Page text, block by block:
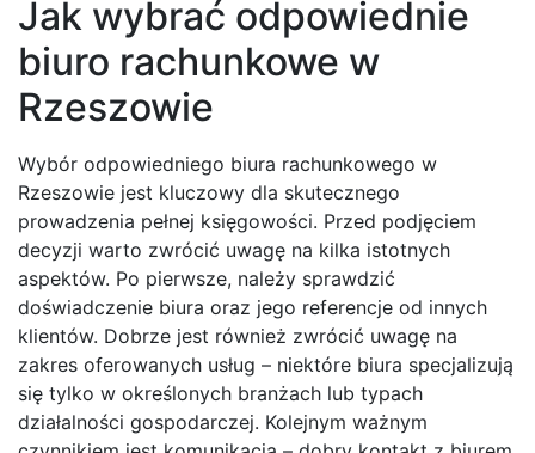
Jak wybrać odpowiednie
biuro rachunkowe w
Rzeszowie
Wybór odpowiedniego biura rachunkowego w
Rzeszowie jest kluczowy dla skutecznego
prowadzenia pełnej księgowości. Przed podjęciem
decyzji warto zwrócić uwagę na kilka istotnych
aspektów. Po pierwsze, należy sprawdzić
doświadczenie biura oraz jego referencje od innych
klientów. Dobrze jest również zwrócić uwagę na
zakres oferowanych usług – niektóre biura specjalizują
się tylko w określonych branżach lub typach
działalności gospodarczej. Kolejnym ważnym